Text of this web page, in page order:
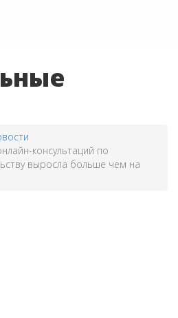
консультаций по
выросла больше чем на